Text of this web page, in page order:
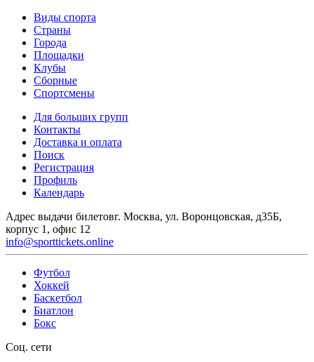
Виды спорта
Страны
Города
Площадки
Клубы
Сборные
Спортсмены
Для больших групп
Контакты
Доставка и оплата
Поиск
Регистрация
Профиль
Календарь
Адрес выдачи билетовг. Москва, ул. Воронцовская, д35Б,
корпус 1, офис 12
info@sporttickets.online
Футбол
Хоккей
Баскетбол
Биатлон
Бокс
Соц. сети